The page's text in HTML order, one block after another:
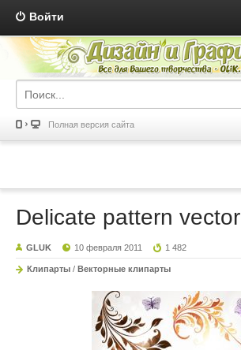
Войти
Полная версия сайта
Delicate pattern vector
GLUK 10 февраля 2011 1 482
Клипарты / Векторные клипарты